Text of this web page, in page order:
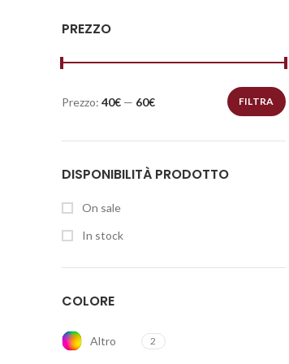
PREZZO
FILTRA
Prezzo: 40€ — 60€
DISPONIBILITÀ PRODOTTO
On sale
In stock
COLORE
Altro 2